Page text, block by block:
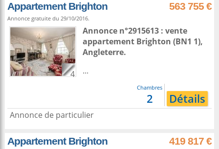
Appartement Brighton 563 755 €
Annonce gratuite du 29/10/2016.
4
Annonce n°2915613 : vente
appartement Brighton (BN1 1),
Angleterre.
...
Chambres
2 Détails
Annonce de particulier
Appartement Brighton 419 817 €